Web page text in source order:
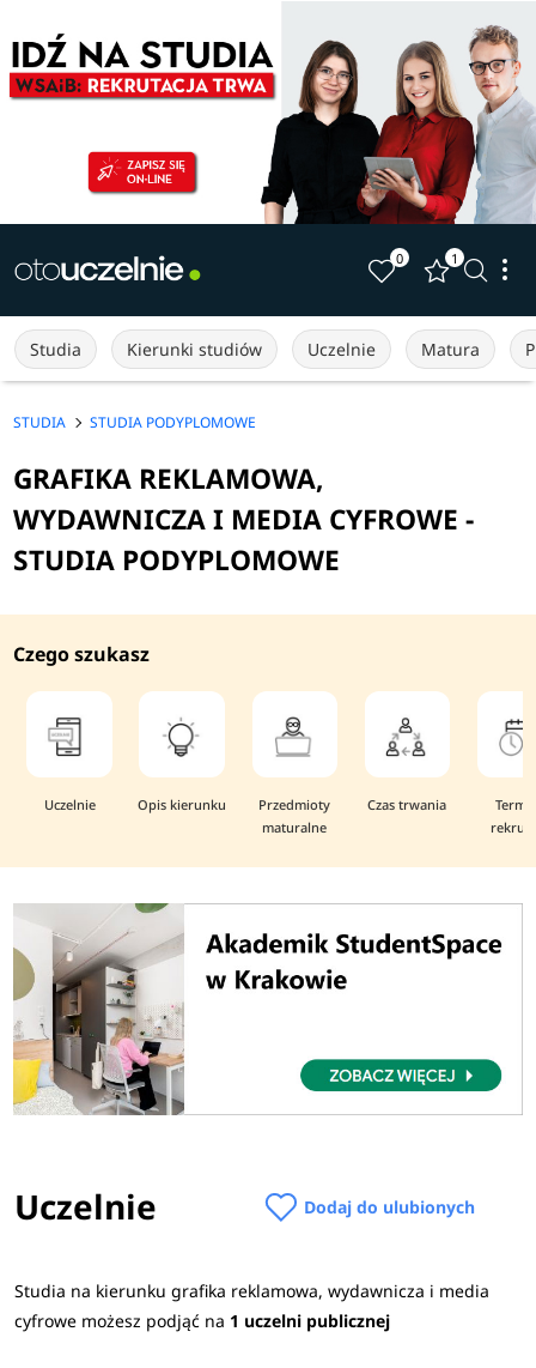
0 1
Studia Kierunki studiów Uczelnie Matura
STUDIA STUDIA PODYPLOMOWE
GRAFIKA REKLAMOWA,
WYDAWNICZA I MEDIA CYFROWE -
STUDIA PODYPLOMOWE
Czego szukasz
Uczelnie Opis kierunku
Przedmioty
maturalne
Czas trwania
Uczelnie Dodaj do ulubionych
Studia na kierunku grafika reklamowa, wydawnicza i media
cyfrowe możesz podjąć na 1 uczelni publicznej